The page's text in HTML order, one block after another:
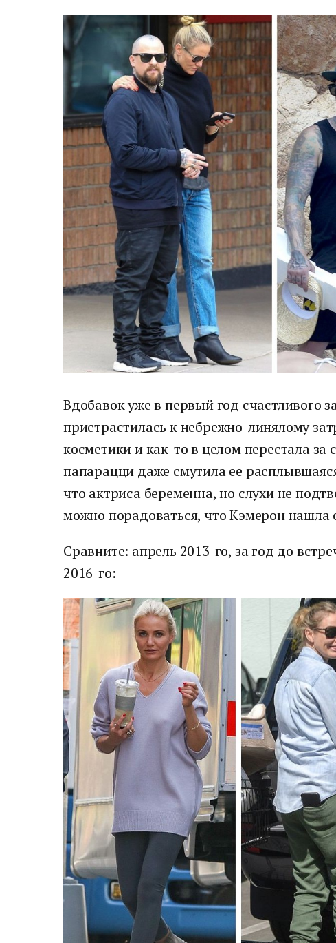
Вдобавок уже в первый год счастливого
пристрастилась к небрежно-линялому
косметики и как-то в целом перестала за
папарацци даже смутила ее
что актриса беременна, но слухи не
можно порадоваться, что Кэмерон нашла
Сравните: апрель 2013-го, за год до
2016-го: